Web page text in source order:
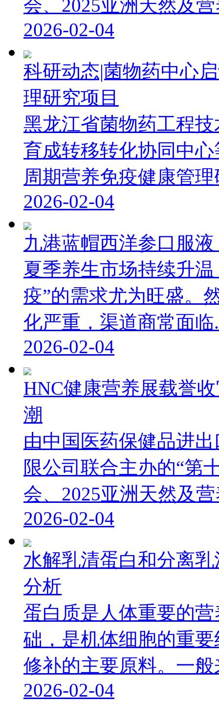
会、2025亚洲天然及
2026-02-04
科研动态|菌物药中心
理研究项目
黑龙江省菌物药工程
育成转移转化协同中
周期营养免疫健康管
2026-02-04
九港蓝帽西洋参口服
夏季养生市场持续升
疫”的需求尤为旺盛。
化严重，渠道商常面
2026-02-04
HNC健康营养展载誉
潮
由中国医药保健品进
限公司联合主办的“第
会、2025亚洲天然及
2026-02-04
水解乳清蛋白和分离
分析
蛋白质是人体重要的
础，是机体细胞的重
修补的主要原料。一
2026-02-04